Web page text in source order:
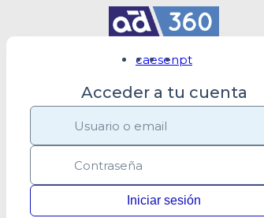
caesenpt
Acceder a tu cuenta